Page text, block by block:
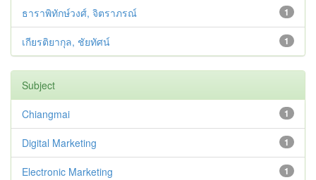
1
ธาราพิทักษ์วงศ์, จิตราภรณ์
1
เกียรติยากุล, ชัยทัศน์
Subject
1
Chiangmai
1
Digital Marketing
1
Electronic Marketing